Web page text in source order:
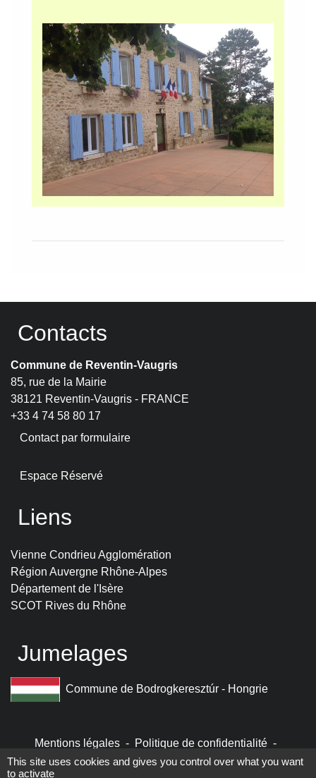
Contacts
Commune de Reventin-Vaugris
85, rue de la Mairie
38121 Reventin-Vaugris - FRANCE
+33 4 74 58 80 17
Contact par formulaire
Espace Réservé
Liens
Vienne Condrieu Agglomération
Région Auvergne Rhône-Alpes
Département de l'Isère
SCOT Rives du Rhône
Jumelages
Commune de Bodrogkeresztúr - Hongrie
Mentions légales - Politique de confidentialité -
Accessibilité - Plan du site - Gestion des cookies
This site uses cookies and gives you control over what you want
to activate